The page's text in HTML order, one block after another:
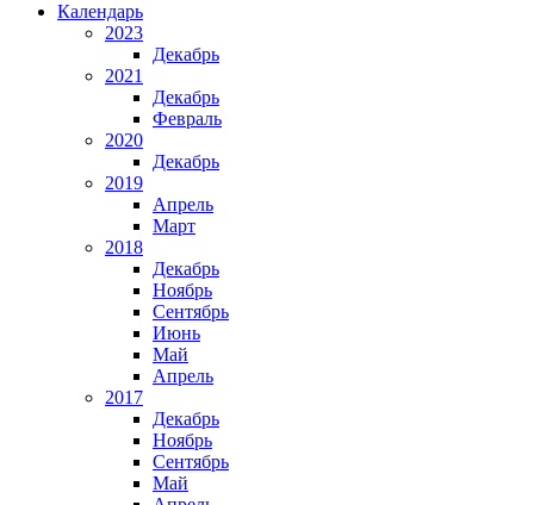
Календарь
2023
Декабрь
2021
Декабрь
Февраль
2020
Декабрь
2019
Апрель
Март
2018
Декабрь
Ноябрь
Сентябрь
Июнь
Май
Апрель
2017
Декабрь
Ноябрь
Сентябрь
Май